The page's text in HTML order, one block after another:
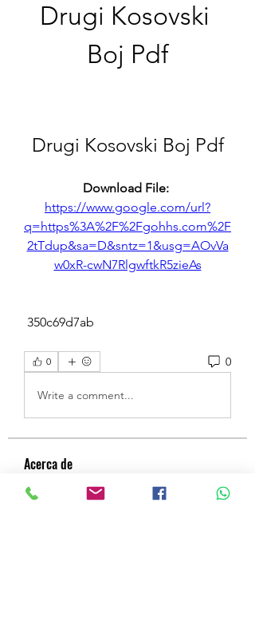
Drugi Kosovski
Boj Pdf
Drugi Kosovski Boj Pdf
https://www.google.com/url?
q=https%3A%2F%2Fgohhs.com%2F
2tTdup&sa=D&sntz=1&usg=AOvVa
w0xR-cwN7RlgwftkR5zieAs
350c69d7ab
0 0
Write a comment...
Acerca de
conectarte con otros miembros,
...